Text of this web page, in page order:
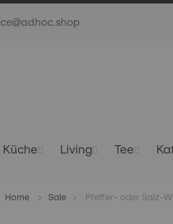
Küche Living Tee
Home Sale Pfeffer- oder Salz-